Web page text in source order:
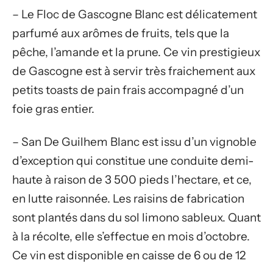
– Le Floc de Gascogne Blanc est délicatement
parfumé aux arômes de fruits, tels que la
pêche, l’amande et la prune. Ce vin prestigieux
de Gascogne est à servir très fraichement aux
petits toasts de pain frais accompagné d’un
foie gras entier.
– San De Guilhem Blanc est issu d’un vignoble
d’exception qui constitue une conduite demi-
haute à raison de 3 500 pieds l’hectare, et ce,
en lutte raisonnée. Les raisins de fabrication
sont plantés dans du sol limono sableux. Quant
à la récolte, elle s’effectue en mois d’octobre.
Ce vin est disponible en caisse de 6 ou de 12